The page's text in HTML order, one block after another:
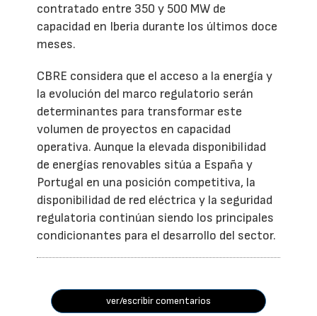
contratado entre 350 y 500 MW de
capacidad en Iberia durante los últimos doce
meses.
CBRE considera que el acceso a la energía y
la evolución del marco regulatorio serán
determinantes para transformar este
volumen de proyectos en capacidad
operativa. Aunque la elevada disponibilidad
de energías renovables sitúa a España y
Portugal en una posición competitiva, la
disponibilidad de red eléctrica y la seguridad
regulatoria continúan siendo los principales
condicionantes para el desarrollo del sector.
ver/escribir comentarios